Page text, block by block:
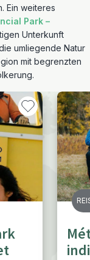
Ein weiteres
Park –
Unterkunft
umliegende Natur
mit begrenzten